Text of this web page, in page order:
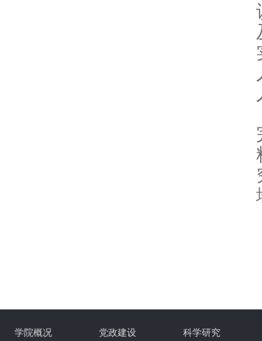
学院概况 党政建设 科学研究